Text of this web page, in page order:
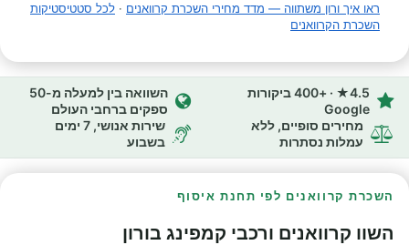
ראו איך ורון משתווה — מדד מחירי השכרת קרוואנים · לכל סטטיסטיקות
השכרת הקרוואנים
4.5★ · +400 ביקורות
Google
השוואה בין למעלה מ-50
ספקים ברחבי העולם
מחירים סופיים, ללא
עמלות נסתרות
שירות אנושי, 7 ימים
בשבוע
השכרת קרוואנים לפי תחנת איסוף
השוו קרוואנים ורכבי קמפינג בורון